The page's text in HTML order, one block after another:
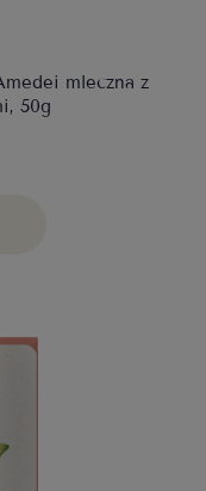
mleczna z
50g